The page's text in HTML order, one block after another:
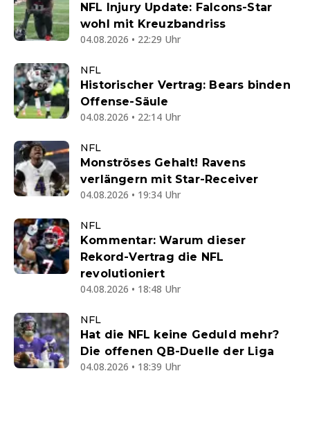
NFL Injury Update: Falcons-Star
wohl mit Kreuzbandriss
04.08.2026 • 22:29 Uhr
NFL
Historischer Vertrag: Bears binden
Offense-Säule
04.08.2026 • 22:14 Uhr
NFL
Monströses Gehalt! Ravens
verlängern mit Star-Receiver
04.08.2026 • 19:34 Uhr
NFL
Kommentar: Warum dieser
Rekord-Vertrag die NFL
revolutioniert
04.08.2026 • 18:48 Uhr
NFL
Hat die NFL keine Geduld mehr?
Die offenen QB-Duelle der Liga
04.08.2026 • 18:39 Uhr